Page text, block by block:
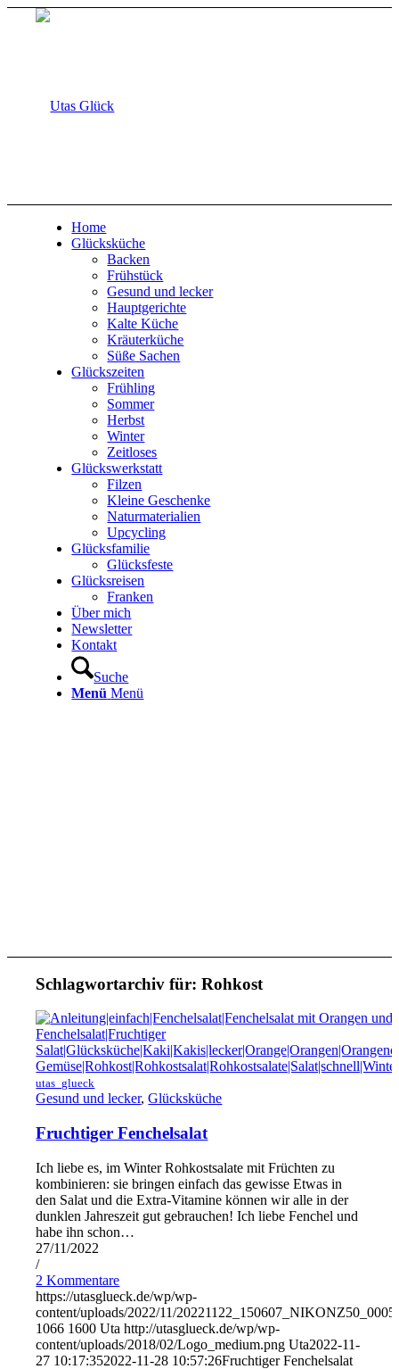
Home
Glücksküche
Backen
Frühstück
Gesund und lecker
Hauptgerichte
Kalte Küche
Kräuterküche
Süße Sachen
Glückszeiten
Frühling
Sommer
Herbst
Winter
Zeitloses
Glückswerkstatt
Filzen
Kleine Geschenke
Naturmaterialien
Upcycling
Glücksfamilie
Glücksfeste
Glücksreisen
Franken
Über mich
Newsletter
Kontakt
Suche
Menü Menü
Schlagwortarchiv für:Rohkost
utas_glueck
Gesund und lecker,Glücksküche
Fruchtiger Fenchelsalat
Ich liebe es, im Winter Rohkostsalate mit Früchten zu
kombinieren: sie bringen einfach das gewisse Etwas in
den Salat und die Extra-Vitamine können wir alle in der
dunklen Jahreszeit gut gebrauchen! Ich liebe Fenchel und
habe ihn schon…
27/11/2022
/
2 Kommentare
https://utasglueck.de/wp/wp-
content/uploads/2022/11/
1066 1600 Uta http://utasglueck.de/wp/wp-
content/uploads/2018/02/Logo_medium.png Uta2022-11-
27 10:17:352022-11-28 10:57:26Fruchtiger Fenchelsalat